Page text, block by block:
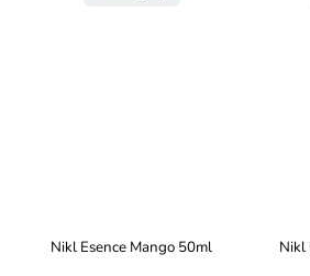
Nikl Esence Mango 50ml Nikl